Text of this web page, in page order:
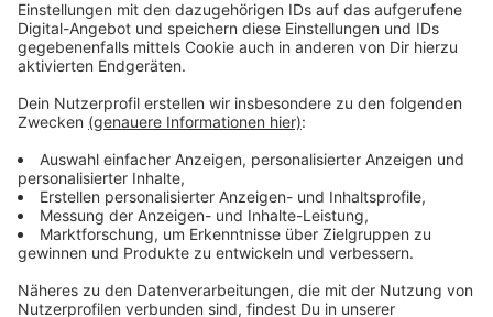
Weitere Infos und Links zum Thema
Anzeige
Hier informiert die Stadt über das Projekt und die
Anmeldung
Anzeige